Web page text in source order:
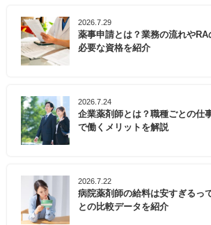
2026.7.29
薬事申請とは？業務の流れやRA
必要な資格を紹介
2026.7.24
企業薬剤師とは？職種ごとの仕
で働くメリットを解説
2026.7.22
病院薬剤師の給料は安すぎるっ
との比較データを紹介